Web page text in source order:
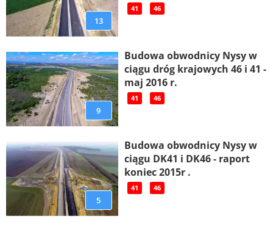
13
41 46
9
Budowa obwodnicy Nysy w
ciągu dróg krajowych 46 i 41 -
maj 2016 r.
41 46
5
Budowa obwodnicy Nysy w
ciągu DK41 i DK46 - raport
koniec 2015r .
41 46